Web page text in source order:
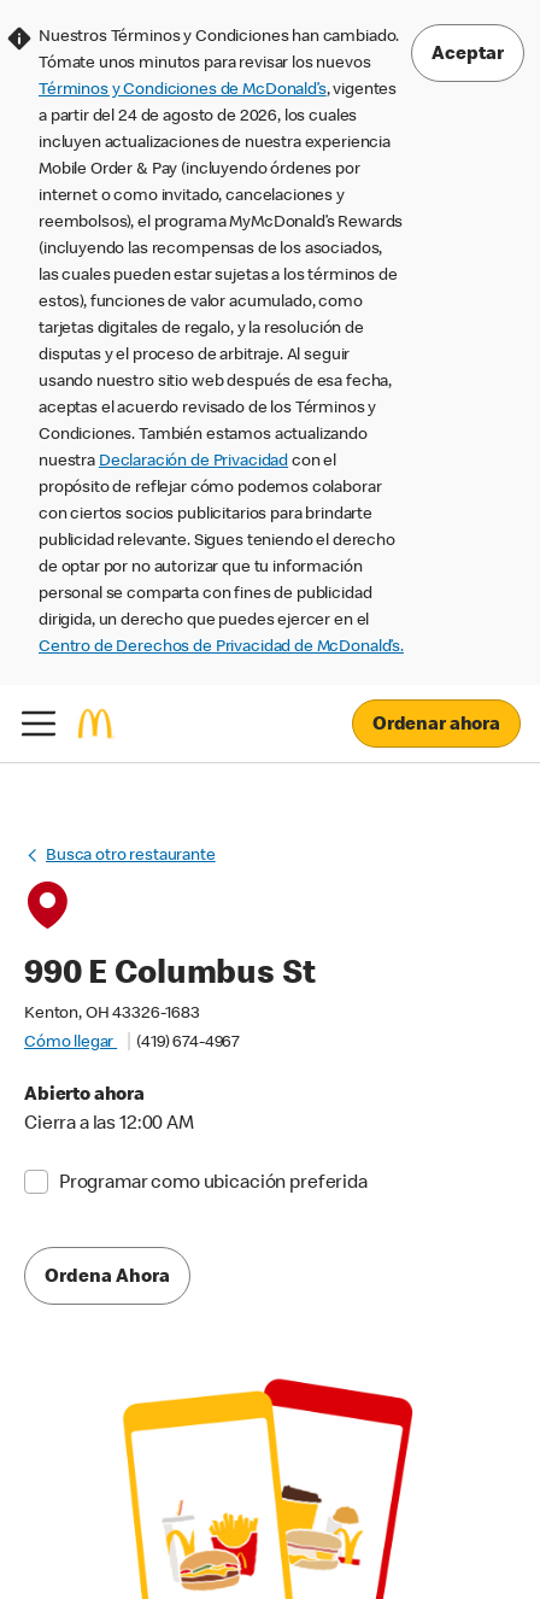
Nuestros Términos y Condiciones han cambiado.
Tómate unos minutos para revisar los nuevos
Términos y Condiciones de McDonald’s, vigentes
a partir del 24 de agosto de 2026, los cuales
incluyen actualizaciones de nuestra experiencia
Mobile Order & Pay (incluyendo órdenes por
internet o como invitado, cancelaciones y
reembolsos), el programa MyMcDonald’s Rewards
(incluyendo las recompensas de los asociados,
las cuales pueden estar sujetas a los términos de
estos), funciones de valor acumulado, como
tarjetas digitales de regalo, y la resolución de
disputas y el proceso de arbitraje. Al seguir
usando nuestro sitio web después de esa fecha,
aceptas el acuerdo revisado de los Términos y
Condiciones. También estamos actualizando
nuestra Declaración de Privacidad con el
propósito de reflejar cómo podemos colaborar
con ciertos socios publicitarios para brindarte
publicidad relevante. Sigues teniendo el derecho
de optar por no autorizar que tu información
personal se comparta con fines de publicidad
dirigida, un derecho que puedes ejercer en el
Centro de Derechos de Privacidad de McDonald’s.
Aceptar
Ordenar ahora
Busca otro restaurante
990 E Columbus St
Kenton, OH 43326-1683
Cómo llegar
(419) 674-4967
Abierto ahora
Cierra a las 12:00 AM
Programar como ubicación preferida
Ordena Ahora